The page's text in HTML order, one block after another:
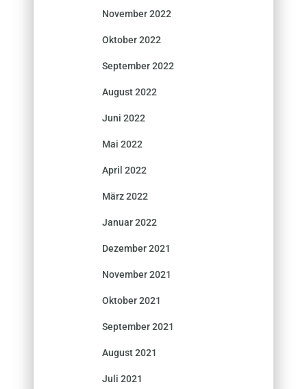
November 2022
Oktober 2022
September 2022
August 2022
Juni 2022
Mai 2022
April 2022
März 2022
Januar 2022
Dezember 2021
November 2021
Oktober 2021
September 2021
August 2021
Juli 2021